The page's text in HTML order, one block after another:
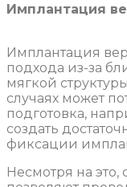
Имплантация
Имплантация
подхода из-за
мягкой
случаях может
подготовка,
создать
фиксации
Несмотря на